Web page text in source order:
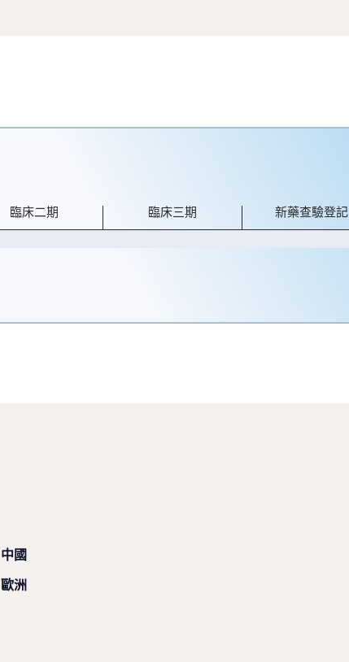
臨床二期 臨床三期 新藥查驗登記
中國
歐洲